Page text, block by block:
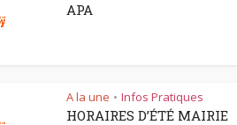
APA
A la une • Infos Pratiques
HORAIRES D’ÉTÉ MAIRIE